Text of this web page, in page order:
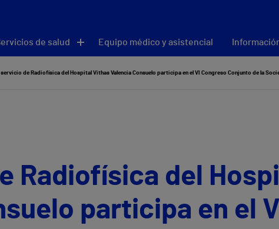
de salud Equipo médico y asistencial
Radiofísica del
participa en el